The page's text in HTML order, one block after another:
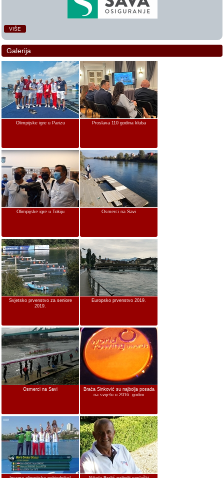
VIŠE
Galerija
Olimpijske igre u Parizu Proslava 110 godina kluba
Olimpijske igre u Tokiju Osmerci na Savi
Svjetsko prvenstvo za seniore
2019.
Europsko prvenstvo 2019.
Osmerci na Savi
Braća Sinković su najbolja posada
na svijetu u 2016. godini